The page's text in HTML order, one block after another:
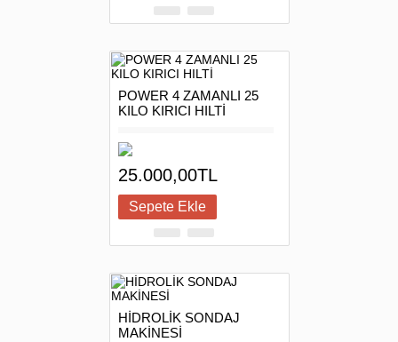
POWER 4 ZAMANLI 25
KILO KIRICI HILTİ
25.000,00TL
HİDROLİK SONDAJ
MAKİNESİ